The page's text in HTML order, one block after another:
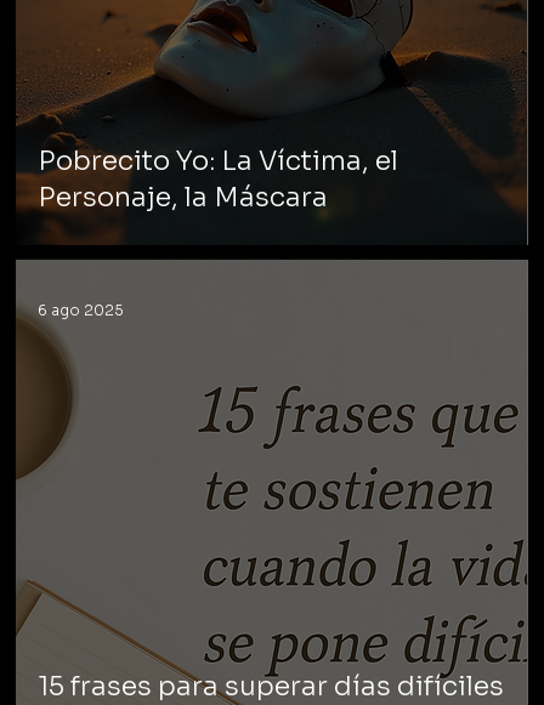
Pobrecito Yo: La Víctima, el
Personaje, la Máscara
15 frases para superar días difíciles
6 ago 2025